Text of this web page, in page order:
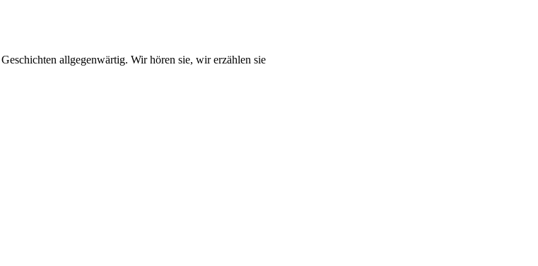
allgegenwärtig. Wir hören sie, wir erzählen sie